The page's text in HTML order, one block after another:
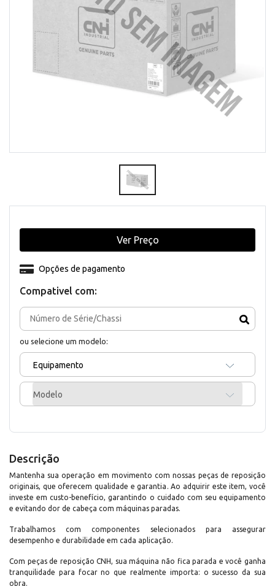
Compativel com:
ou selecione um modelo:
Equipamento
Modelo
Opções de pagamento
Ver Preço
Descrição
Mantenha sua operação em movimento com nossas peças de reposição
originais, que oferecem qualidade e garantia. Ao adquirir este item, você
investe em custo-benefício, garantindo o cuidado com seu equipamento
e evitando dor de cabeça com máquinas paradas.
Trabalhamos com componentes selecionados para assegurar
desempenho e durabilidade em cada aplicação.
Com peças de reposição CNH, sua máquina não fica parada e você ganha
tranquilidade para focar no que realmente importa: o sucesso da sua
obra.